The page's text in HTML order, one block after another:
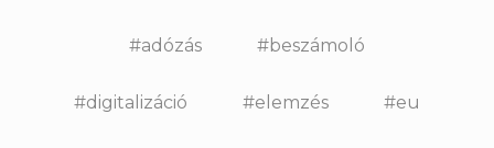
#adózás #beszámoló
#digitalizáció #elemzés #eu